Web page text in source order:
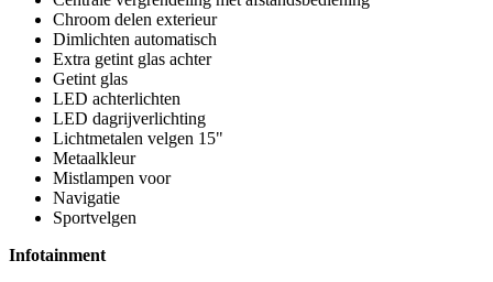
Chroom delen exterieur
Dimlichten automatisch
Extra getint glas achter
Getint glas
LED achterlichten
LED dagrijverlichting
Lichtmetalen velgen 15"
Metaalkleur
Mistlampen voor
Navigatie
Sportvelgen
Infotainment